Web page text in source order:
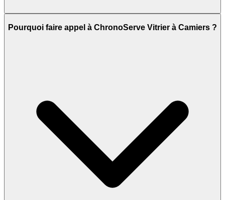
Pourquoi faire appel à ChronoServe Vitrier à Camiers ?